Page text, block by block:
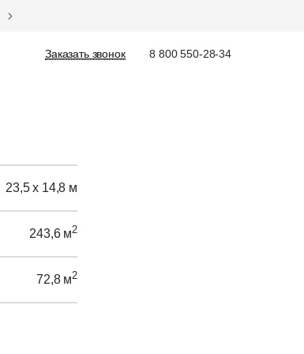
8 800 550-28-34
Заказать звонок
Заказать звонок
23,5 х 14,8 м
243,6 м2
72,8 м2